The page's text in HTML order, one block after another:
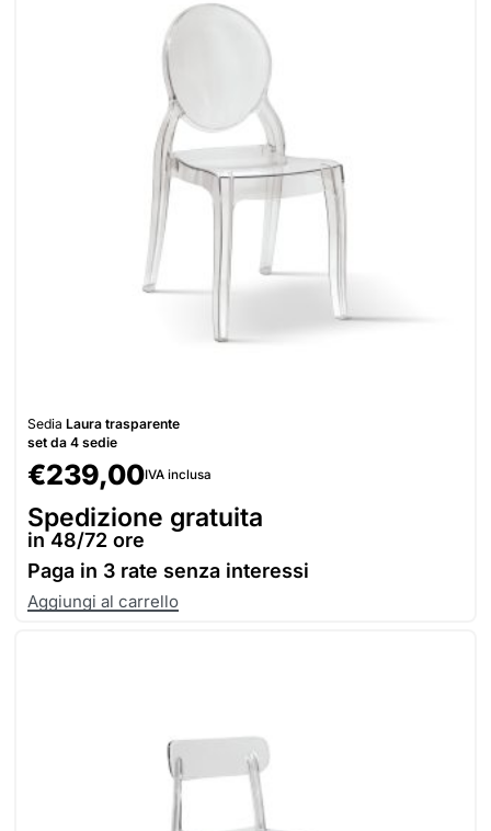
Sedia Laura trasparente
set da 4 sedie
€239,00IVA inclusa
Spedizione gratuita
in 48/72 ore
Paga in 3 rate senza interessi
Aggiungi al carrello